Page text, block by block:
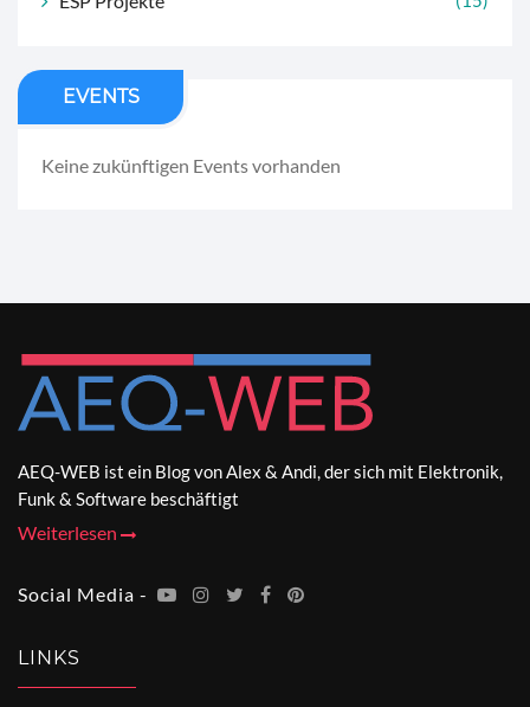
EVENTS
Keine zukünftigen Events vorhanden
AEQ-WEB ist ein Blog von Alex & Andi, der sich mit Elektronik,
Funk & Software beschäftigt
Weiterlesen
Social Media -
LINKS